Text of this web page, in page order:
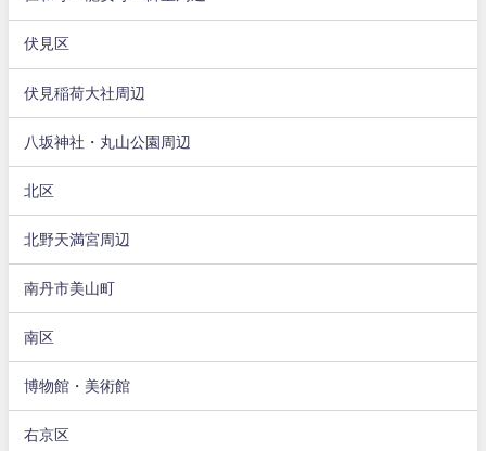
伏見区
伏見稲荷大社周辺
八坂神社・丸山公園周辺
北区
北野天満宮周辺
南丹市美山町
南区
博物館・美術館
右京区